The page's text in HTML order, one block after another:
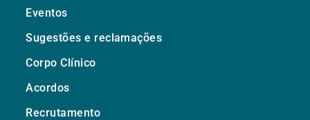
Eventos
Sugestões e reclamações
Corpo Clínico
Acordos
Recrutamento